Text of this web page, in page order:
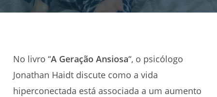
No livro “A Geração Ansiosa“, o psicólogo
Jonathan Haidt discute como a vida
hiperconectada está associada a um aumento